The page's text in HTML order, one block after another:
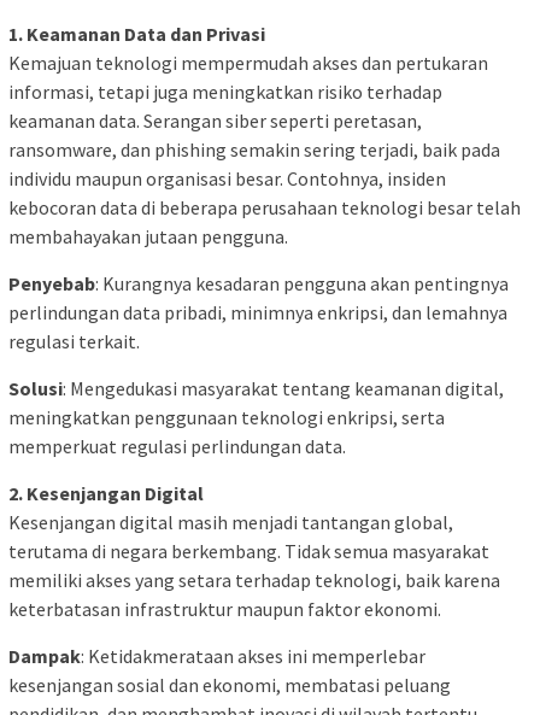
1. Keamanan Data dan Privasi
Kemajuan teknologi mempermudah akses dan pertukaran
informasi, tetapi juga meningkatkan risiko terhadap
keamanan data. Serangan siber seperti peretasan,
ransomware, dan phishing semakin sering terjadi, baik pada
individu maupun organisasi besar. Contohnya, insiden
kebocoran data di beberapa perusahaan teknologi besar telah
membahayakan jutaan pengguna.
Penyebab: Kurangnya kesadaran pengguna akan pentingnya
perlindungan data pribadi, minimnya enkripsi, dan lemahnya
regulasi terkait.
Solusi: Mengedukasi masyarakat tentang keamanan digital,
meningkatkan penggunaan teknologi enkripsi, serta
memperkuat regulasi perlindungan data.
2. Kesenjangan Digital
Kesenjangan digital masih menjadi tantangan global,
terutama di negara berkembang. Tidak semua masyarakat
memiliki akses yang setara terhadap teknologi, baik karena
keterbatasan infrastruktur maupun faktor ekonomi.
Dampak: Ketidakmerataan akses ini memperlebar
kesenjangan sosial dan ekonomi, membatasi peluang